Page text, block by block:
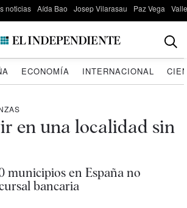
noticias Aída Bao Josep Vilarasau Paz Vega
ECONOMÍA INTERNACIONAL
en una localidad sin
municipios en España no
bancaria